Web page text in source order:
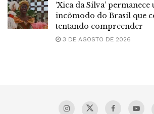
‘Xica da Silva’
incômodo do Brasil que
tentando compreender
3 DE AGOSTO DE 2026